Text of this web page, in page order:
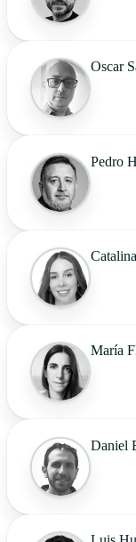
Oscar
Pedro
María
Daniel